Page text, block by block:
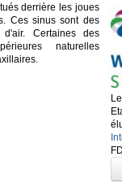
derrière les joues
Ces sinus sont des
Certaines des
naturelles